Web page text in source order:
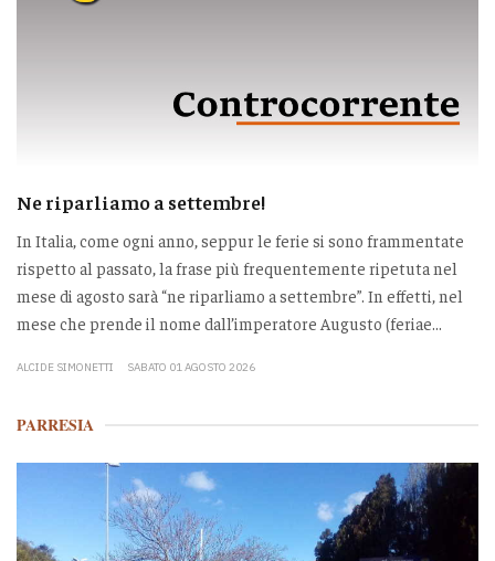
Ne riparliamo a settembre!
In Italia, come ogni anno, seppur le ferie si sono frammentate
rispetto al passato, la frase più frequentemente ripetuta nel
mese di agosto sarà “ne riparliamo a settembre”. In effetti, nel
mese che prende il nome dall’imperatore Augusto (feriae...
ALCIDE SIMONETTI SABATO 01 AGOSTO 2026
PARRESIA